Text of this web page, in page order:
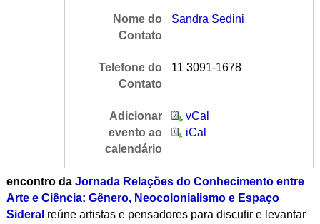
Nome do
Contato
Sandra Sedini
Telefone do
Contato
11 3091-1678
Adicionar
evento ao
calendário
vCal
iCal
encontro da Jornada Relações do Conhecimento entre
Arte e Ciência: Gênero, Neocolonialismo e Espaço
Sideral reúne artistas e pensadores para discutir e levantar